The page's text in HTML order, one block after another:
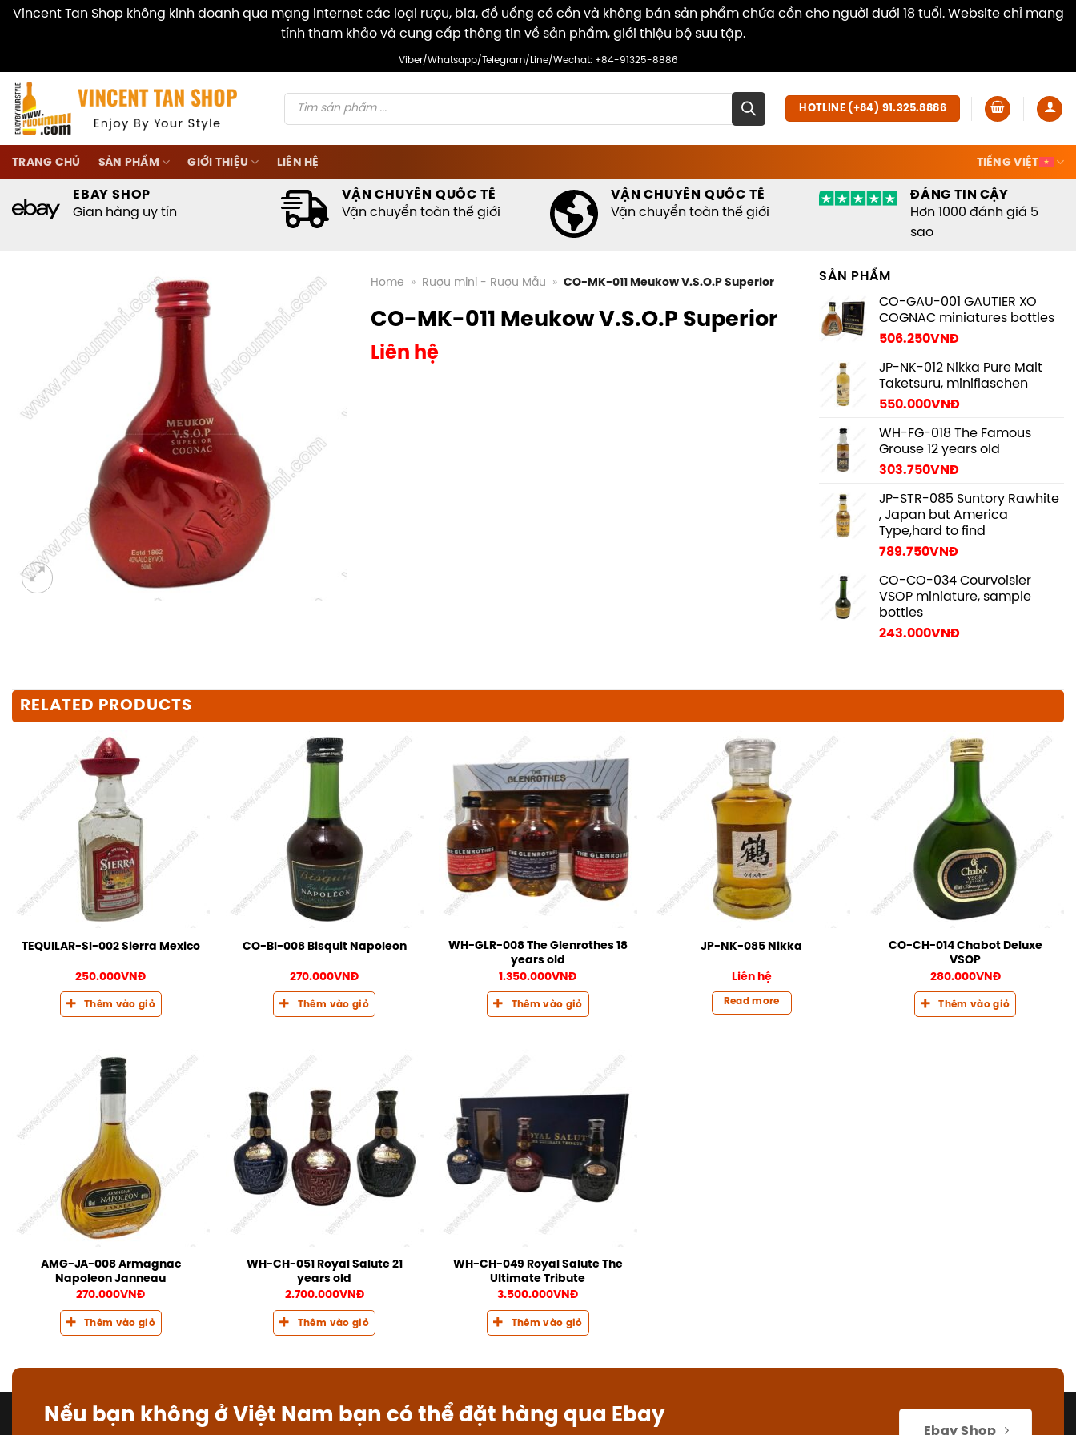
Vincent Tan Shop không kinh doanh qua mạng internet các loại rượu, bia, đồ uống có cồn và không bán sản phẩm chứa cồn cho người dưới 18 tuổi. Website chỉ mang
tính tham khảo và cung cấp thông tin về sản phẩm, giới thiệu bộ sưu tập.
content
Viber/Whatsapp/Telegram/Line/Wechat: +84-91325-8886
Products
search
HOTLINE (+84) 91.325.8886
TRANG CHỦ SẢN PHẨM GIỚI THIỆU LIÊN HỆ TIẾNG VIỆT
EBAY SHOP
Gian hàng uy tín
VẬN CHUYỂN QUỐC TẾ
Vận chuyển toàn thế giới
VẬN CHUYỂN QUỐC TẾ
Vận chuyển toàn thế giới
ĐÁNG TIN CẬY
Hơn 1000 đánh giá 5
sao
Home » Rượu mini - Rượu Mẫu » CO-MK-011 Meukow V.S.O.P Superior
CO-MK-011 Meukow V.S.O.P Superior
Liên hệ
SẢN PHẨM
CO-GAU-001 GAUTIER XO
COGNAC miniatures bottles
506.250VNĐ
JP-NK-012 Nikka Pure Malt
Taketsuru, miniflaschen
550.000VNĐ
WH-FG-018 The Famous
Grouse 12 years old
303.750VNĐ
JP-STR-085 Suntory Rawhite
, Japan but America
Type,hard to find
789.750VNĐ
CO-CO-034 Courvoisier
VSOP miniature, sample
bottles
243.000VNĐ
RELATED PRODUCTS
TEQUILAR-SI-002 Sierra Mexico
250.000VNĐ
Thêm vào giỏ
CO-BI-008 Bisquit Napoleon
270.000VNĐ
Thêm vào giỏ
WH-GLR-008 The Glenrothes 18
years old
1.350.000VNĐ
Thêm vào giỏ
JP-NK-085 Nikka
Liên hệ
Read more
CO-CH-014 Chabot Deluxe
VSOP
280.000VNĐ
Thêm vào giỏ
AMG-JA-008 Armagnac
Napoleon Janneau
270.000VNĐ
Thêm vào giỏ
WH-CH-051 Royal Salute 21
years old
2.700.000VNĐ
Thêm vào giỏ
WH-CH-049 Royal Salute The
Ultimate Tribute
3.500.000VNĐ
Thêm vào giỏ
Nếu bạn không ở Việt Nam bạn có thể đặt hàng qua Ebay
Ebay Shop